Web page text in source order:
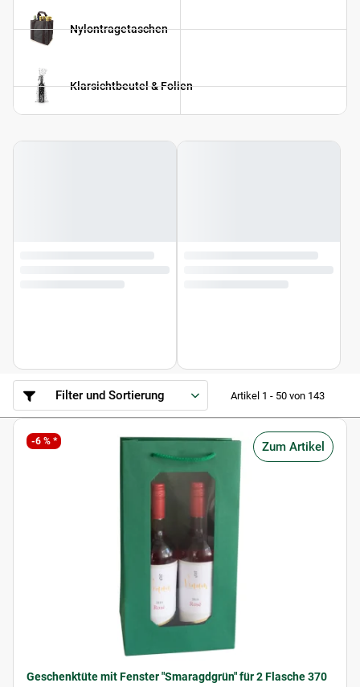
Nylontragetaschen
Klarsichtbeutel & Folien
Filter und Sortierung Artikel 1 - 50 von 143
Zum Artikel
-6 % *
Geschenktüte mit Fenster "Smaragdgrün" für 2 Flasche 370